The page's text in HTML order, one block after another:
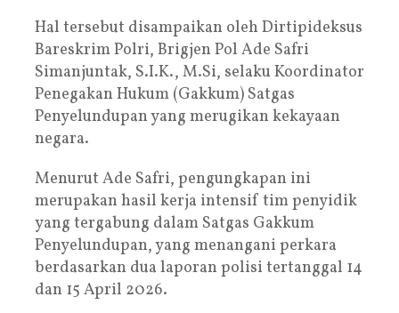
Hal tersebut disampaikan oleh Dirtipideksus
Bareskrim Polri, Brigjen Pol Ade Safri
Simanjuntak, S.I.K., M.Si, selaku Koordinator
Penegakan Hukum (Gakkum) Satgas
Penyelundupan yang merugikan kekayaan
negara.
Menurut Ade Safri, pengungkapan ini
merupakan hasil kerja intensif tim penyidik
yang tergabung dalam Satgas Gakkum
Penyelundupan, yang menangani perkara
berdasarkan dua laporan polisi tertanggal 14
dan 15 April 2026.